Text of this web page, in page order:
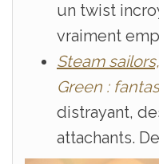
un twist
vraiment
Steam
Green :
distrayant,
attachants.